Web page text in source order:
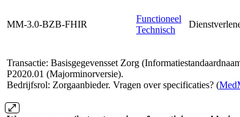
MM-3.0-BZB-FHIR
Functioneel
Technisch
Transactie: Basisgegevensset Zorg
P2020.01 (Majorminorversie).
Bedrijfsrol: Zorgaanbieder. Vragen over specificaties? (